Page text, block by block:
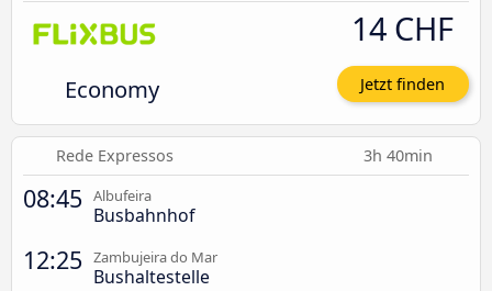
Economy
14 CHF
Jetzt finden
Rede Expressos 3h 40min
08:45 Albufeira
Busbahnhof
12:25 Zambujeira do Mar
Bushaltestelle